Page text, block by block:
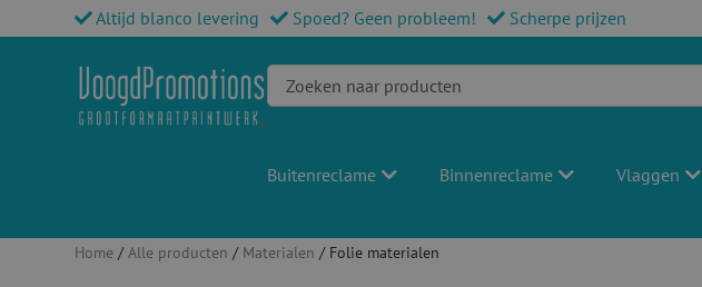
Altijd blanco levering Spoed? Geen probleem! Scherpe prijzen
Buitenreclame Binnenreclame Vlaggen
Home / Alle producten / Materialen / Folie materialen